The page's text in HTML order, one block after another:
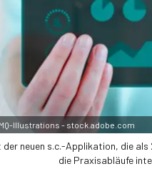
MQ-Illustrations - stock.adobe.com
der neuen s.c.-Applikation, die als
die Praxisabläufe